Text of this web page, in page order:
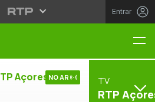
Entrar
Açores NO AR TV
RTP